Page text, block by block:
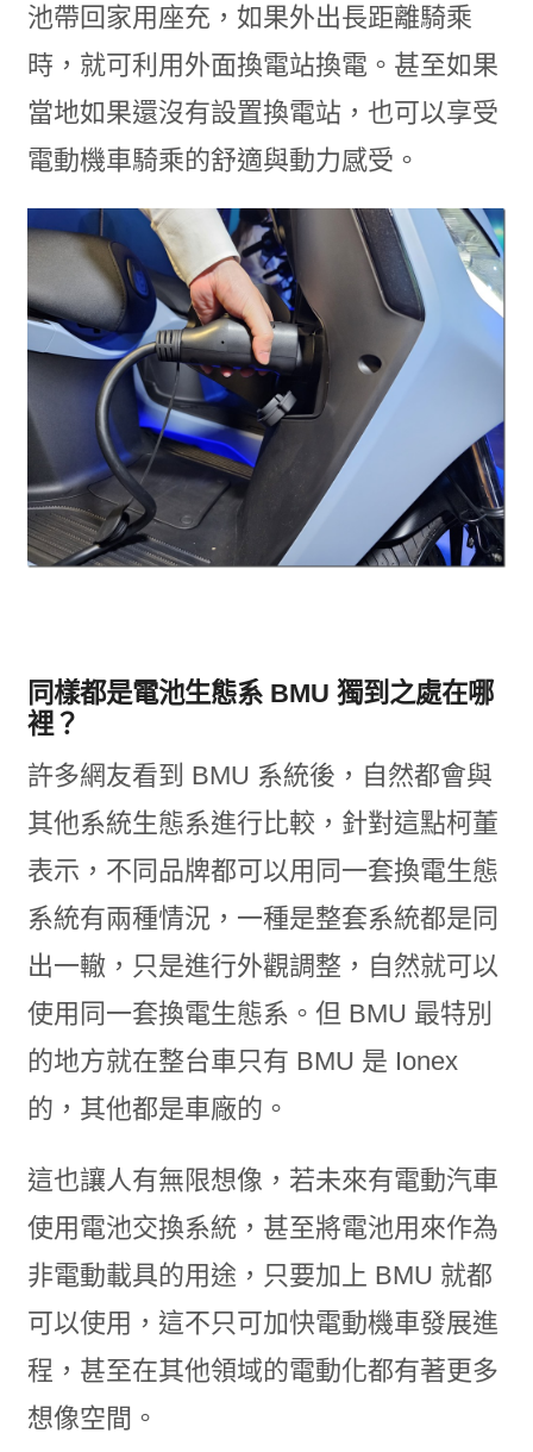
池帶回家用座充，如果外出長距離騎乘
時，就可利用外面換電站換電。甚至如果
當地如果還沒有設置換電站，也可以享受
電動機車騎乘的舒適與動力感受。
同樣都是電池生態系 BMU 獨到之處在哪
裡？
許多網友看到 BMU 系統後，自然都會與
其他系統生態系進行比較，針對這點柯董
表示，不同品牌都可以用同一套換電生態
系統有兩種情況，一種是整套系統都是同
出一轍，只是進行外觀調整，自然就可以
使用同一套換電生態系。但 BMU 最特別
的地方就在整台車只有 BMU 是 Ionex
的，其他都是車廠的。
這也讓人有無限想像，若未來有電動汽車
使用電池交換系統，甚至將電池用來作為
非電動載具的用途，只要加上 BMU 就都
可以使用，這不只可加快電動機車發展進
程，甚至在其他領域的電動化都有著更多
想像空間。